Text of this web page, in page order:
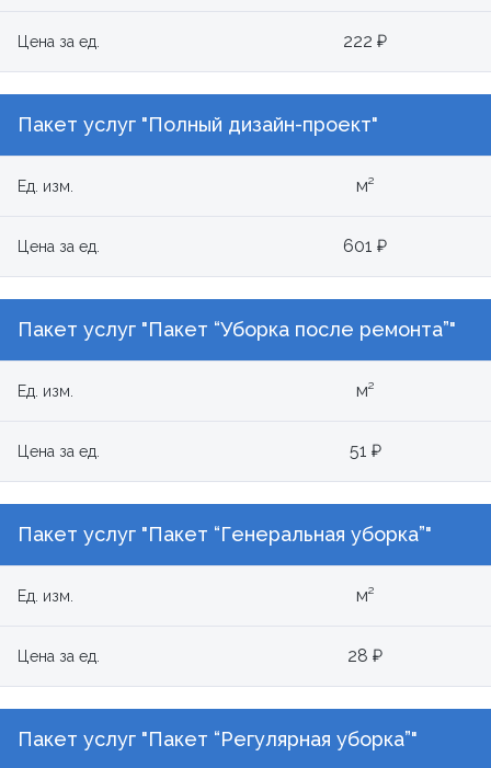
Цена за ед. 222 ₽
Пакет услуг "Полный дизайн-проект"
Ед. изм. м²
Цена за ед. 601 ₽
Пакет услуг "Пакет “Уборка после ремонта”"
Ед. изм. м²
Цена за ед. 51 ₽
Пакет услуг "Пакет “Генеральная уборка”"
Ед. изм. м²
Цена за ед. 28 ₽
Пакет услуг "Пакет “Регулярная уборка”"